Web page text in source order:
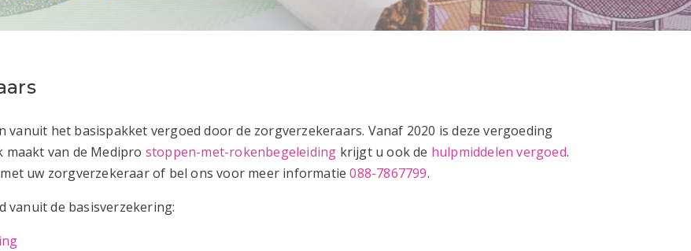
het basispakket vergoed door de zorgverzekeraars. Vanaf 2020 is deze vergoeding
van de Medipro stoppen-met-rokenbegeleiding krijgt u ook de hulpmiddelen vergoed.
uw zorgverzekeraar of bel ons voor meer informatie088-7867799.
vanuit de basisverzekering: